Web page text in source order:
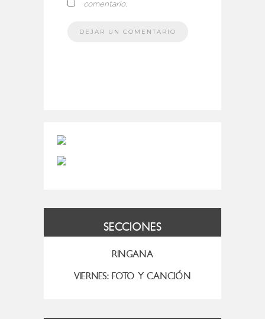
comentario.
SECCIONES
RINGANA
VIERNES: FOTO Y CANCIÓN